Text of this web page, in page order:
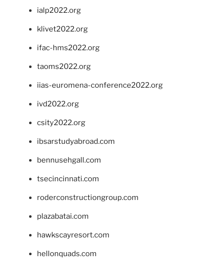
ialp2022.org
klivet2022.org
ifac-hms2022.org
taoms2022.org
iias-euromena-conference2022.org
ivd2022.org
csity2022.org
ibsarstudyabroad.com
bennusehgall.com
tsecincinnati.com
roderconstructiongroup.com
plazabatai.com
hawkscayresort.com
hellonquads.com